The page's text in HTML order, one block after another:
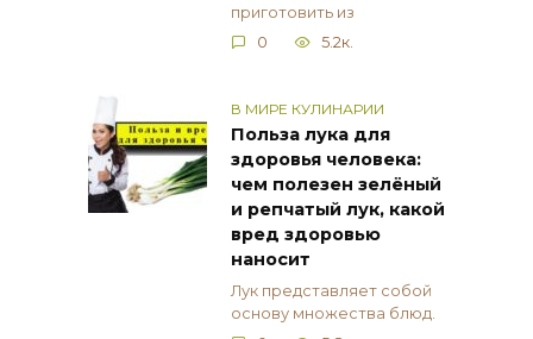
приготовить из
0
5.2к.
В МИРЕ КУЛИНАРИИ
Польза лука для
здоровья человека:
чем полезен зелёный
и репчатый лук, какой
вред здоровью
наносит
Лук представляет собой
основу множества блюд.